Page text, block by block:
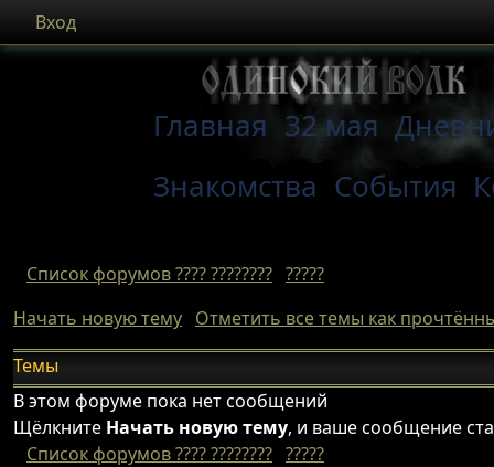
Вход
Главная 32 мая
Знакомства События
Список форумов ???? ???????? ?????
Начать новую тему Отметить все темы как
Темы
В этом форуме пока нет сообщений
Щёлкните Начать новую тему, и ваше сообщение
Список форумов ???? ???????? ?????